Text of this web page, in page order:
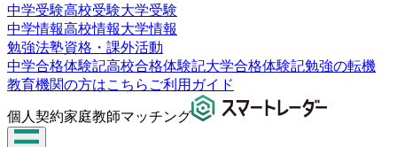
中学受験高校受験大学受験
中学情報高校情報大学情報
勉強法塾資格・課外活動
中学合格体験記高校合格体験記大学合格体験記勉強の転機
教育機関の方はこちら ご利用ガイド
個人契約家庭教師マッチング